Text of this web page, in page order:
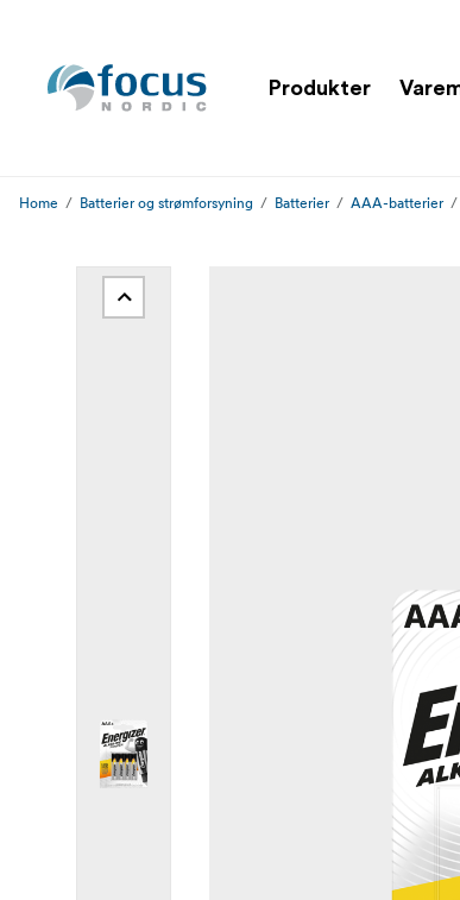
Produkter
Home Batterier og strømforsyning Batterier AAA-batterier